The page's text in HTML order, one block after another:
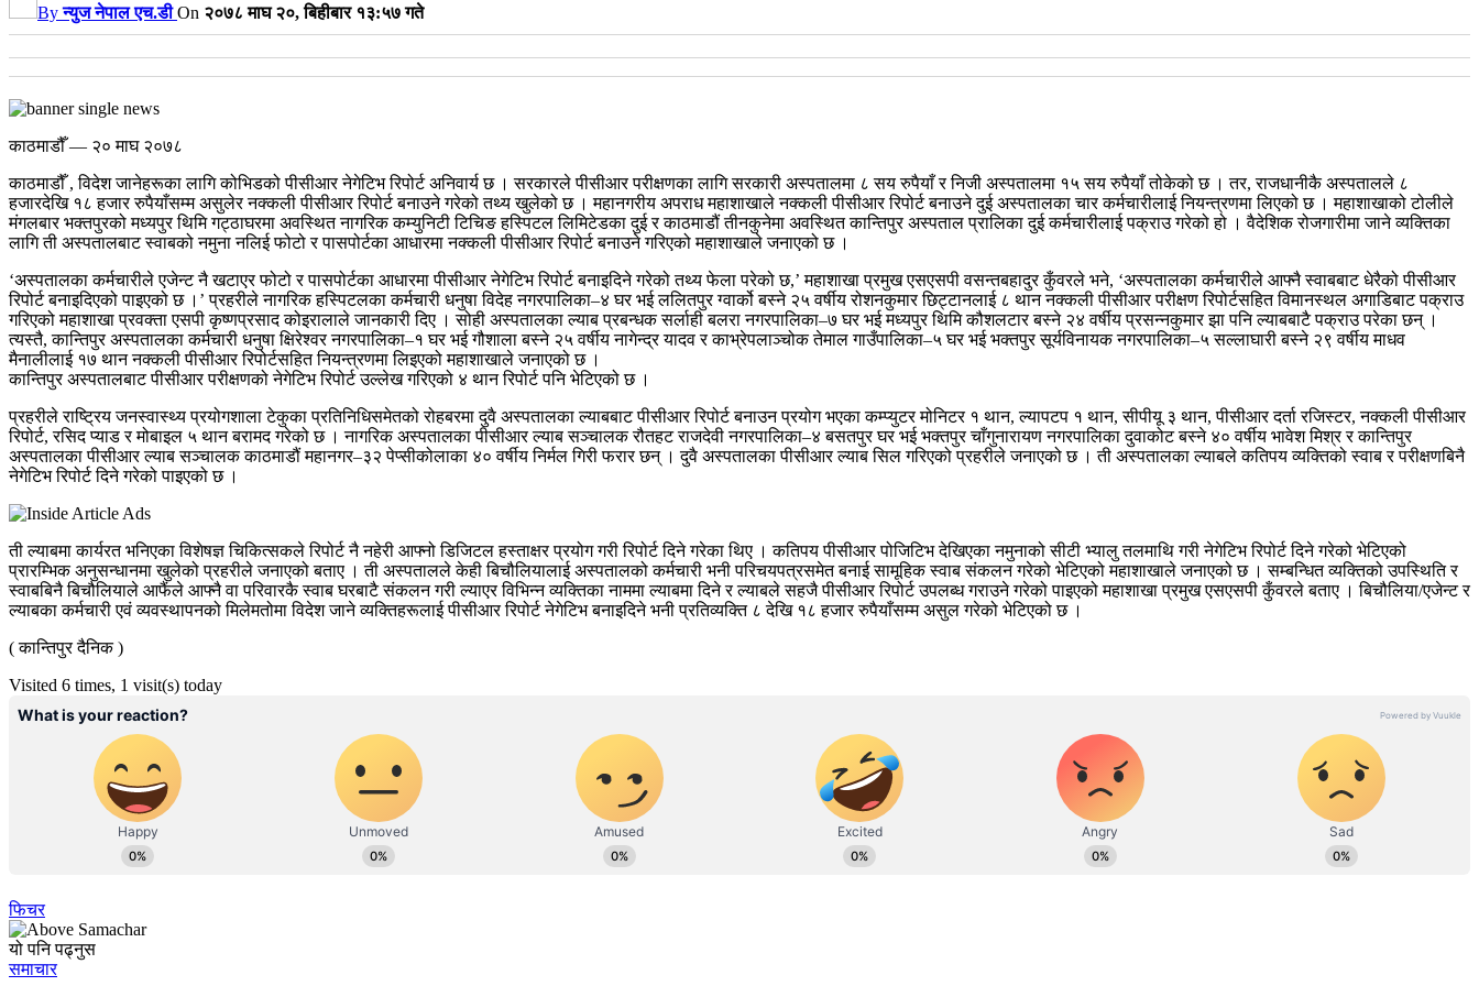
Byन्युज नेपाल एच.डी On २०७८ माघ २०, बिहीबार १३:५७ गते
काठमाडौँ — २० माघ २०७८
काठमाडौँ , विदेश जानेहरूका लागि कोभिडको पीसीआर नेगेटिभ रिपोर्ट अनिवार्य छ । सरकारले पीसीआर परीक्षणका लागि सरकारी अस्पतालमा ८ सय रुपैयाँ र निजी अस्पतालमा १५ सय रुपैयाँ तोकेको छ । तर, राजधानीकै अस्पतालले ८
हजारदेखि १८ हजार रुपैयाँसम्म असुलेर नक्कली पीसीआर रिपोर्ट बनाउने गरेको तथ्य खुलेको छ ।महानगरीय अपराध महाशाखाले नक्कली पीसीआर रिपोर्ट बनाउने दुई अस्पतालका चार कर्मचारीलाई नियन्त्रणमा लिएको छ । महाशाखाको टोलीले
मंगलबार भक्तपुरको मध्यपुर थिमि गट्ठाघरमा अवस्थित नागरिक कम्युनिटी टिचिङ हस्पिटल लिमिटेडका दुई र काठमाडौं तीनकुनेमा अवस्थित कान्तिपुर अस्पताल प्रालिका दुई कर्मचारीलाई पक्राउ गरेको हो ।वैदेशिक रोजगारीमा जाने व्यक्तिका
लागि ती अस्पतालबाट स्वाबको नमुना नलिई फोटो र पासपोर्टका आधारमा नक्कली पीसीआर रिपोर्ट बनाउने गरिएको महाशाखाले जनाएको छ ।
‘अस्पतालका कर्मचारीले एजेन्ट नै खटाएर फोटो र पासपोर्टका आधारमा पीसीआर नेगेटिभ रिपोर्ट बनाइदिने गरेको तथ्य फेला परेको छ,’ महाशाखा प्रमुख एसएसपी वसन्तबहादुर कुँवरले भने, ‘अस्पतालका कर्मचारीले आफ्नै स्वाबबाट धेरैको पीसीआर
रिपोर्ट बनाइदिएको पाइएको छ ।’प्रहरीले नागरिक हस्पिटलका कर्मचारी धनुषा विदेह नगरपालिका–४ घर भई ललितपुर ग्वार्को बस्ने २५ वर्षीय रोशनकुमार छिट्टानलाई ८ थान नक्कली पीसीआर परीक्षण रिपोर्टसहित विमानस्थल अगाडिबाट पक्राउ
गरिएको महाशाखा प्रवक्ता एसपी कृष्णप्रसाद कोइरालाले जानकारी दिए । सोही अस्पतालका ल्याब प्रबन्धक सर्लाही बलरा नगरपालिका–७ घर भई मध्यपुर थिमि कौशलटार बस्ने २४ वर्षीय प्रसन्नकुमार झा पनि ल्याबबाटै पक्राउ परेका छन् ।
त्यस्तै, कान्तिपुर अस्पतालका कर्मचारी धनुषा क्षिरेश्वर नगरपालिका–१ घर भई गौशाला बस्ने २५ वर्षीय नागेन्द्र यादव र काभ्रेपलाञ्चोक तेमाल गाउँपालिका–५ घर भई भक्तपुर सूर्यविनायक नगरपालिका–५ सल्लाघारी बस्ने २९ वर्षीय माधव
मैनालीलाई १७ थान नक्कली पीसीआर रिपोर्टसहित नियन्त्रणमा लिइएको महाशाखाले जनाएको छ ।
कान्तिपुर अस्पतालबाट पीसीआर परीक्षणको नेगेटिभ रिपोर्ट उल्लेख गरिएको ४ थान रिपोर्ट पनि भेटिएको छ ।
प्रहरीले राष्ट्रिय जनस्वास्थ्य प्रयोगशाला टेकुका प्रतिनिधिसमेतको रोहबरमा दुवै अस्पतालका ल्याबबाट पीसीआर रिपोर्ट बनाउन प्रयोग भएका कम्प्युटर मोनिटर १ थान, ल्यापटप १ थान, सीपीयू ३ थान, पीसीआर दर्ता रजिस्टर, नक्कली पीसीआर
रिपोर्ट, रसिद प्याड र मोबाइल ५ थान बरामद गरेको छ । नागरिक अस्पतालका पीसीआर ल्याब सञ्चालक रौतहट राजदेवी नगरपालिका–४ बसतपुर घर भई भक्तपुर चाँगुनारायण नगरपालिका दुवाकोट बस्ने ४० वर्षीय भावेश मिश्र र कान्तिपुर
अस्पतालका पीसीआर ल्याब सञ्चालक काठमाडौं महानगर–३२ पेप्सीकोलाका ४० वर्षीय निर्मल गिरी फरार छन् ।दुवै अस्पतालका पीसीआर ल्याब सिल गरिएको प्रहरीले जनाएको छ । ती अस्पतालका ल्याबले कतिपय व्यक्तिको स्वाब र परीक्षणबिनै
नेगेटिभ रिपोर्ट दिने गरेको पाइएको छ ।
ती ल्याबमा कार्यरत भनिएका विशेषज्ञ चिकित्सकले रिपोर्ट नै नहेरी आफ्नो डिजिटल हस्ताक्षर प्रयोग गरी रिपोर्ट दिने गरेका थिए । कतिपय पीसीआर पोजिटिभ देखिएका नमुनाको सीटी भ्यालु तलमाथि गरी नेगेटिभ रिपोर्ट दिने गरेको भेटिएको
प्रारम्भिक अनुसन्धानमा खुलेको प्रहरीले जनाएको बताए । ती अस्पतालले केही बिचौलियालाई अस्पतालको कर्मचारी भनी परिचयपत्रसमेत बनाई सामूहिक स्वाब संकलन गरेको भेटिएको महाशाखाले जनाएको छ । सम्बन्धित व्यक्तिको उपस्थिति र
स्वाबबिनै बिचौलियाले आफैंले आफ्नै वा परिवारकै स्वाब घरबाटै संकलन गरी ल्याएर विभिन्न व्यक्तिका नाममा ल्याबमा दिने र ल्याबले सहजै पीसीआर रिपोर्ट उपलब्ध गराउने गरेको पाइएको महाशाखा प्रमुख एसएसपी कुँवरले बताए । बिचौलिया/एजेन्ट र
ल्याबका कर्मचारी एवं व्यवस्थापनको मिलेमतोमा विदेश जाने व्यक्तिहरूलाई पीसीआर रिपोर्ट नेगेटिभ बनाइदिने भनी प्रतिव्यक्ति ८ देखि १८ हजार रुपैयाँसम्म असुल गरेको भेटिएको छ ।
( कान्तिपुर दैनिक )
Visited 6 times, 1 visit(s) today
फिचर
यो पनि पढ्नुस
समाचार